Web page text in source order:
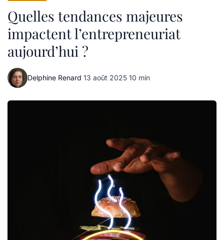
Quelles tendances majeures
impactent l’entrepreneuriat
aujourd’hui ?
Delphine Renard·13 août 2025·10 min